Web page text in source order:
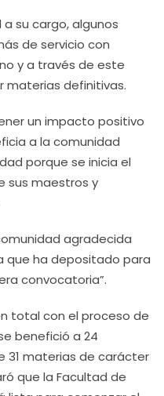
su cargo, algunos
de servicio con
y a través de este
materias definitivas.
un impacto positivo
a la comunidad
porque se inicia el
sus maestros y
agradecida
que ha depositado para
convocatoria”.
total con el proceso de
benefició a 24
31 materias de carácter
que la Facultad de